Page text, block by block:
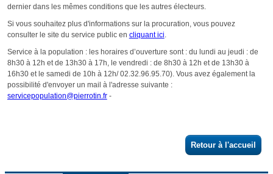
Retour à l'accueil